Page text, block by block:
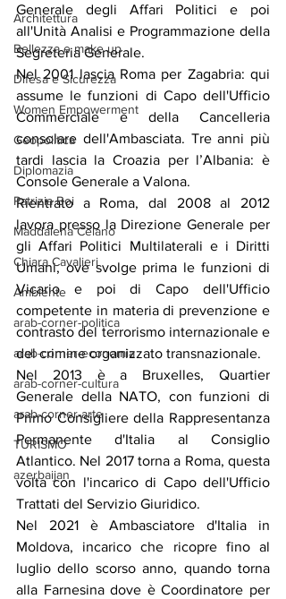
Architettura
Bellezza e make up
Difesa e Sicurezza
Women Empowerment
Geopolitica
Diplomazia
Patrizia Boi
Maddalena Celano
Chiara Cavalieri
Ambiente
arab-corner-politica
arab-corner-economia
arab-corner-cultura
arab-corner-arte
TURISMO
azerbaijan
Generale degli Affari Politici e poi
all'Unità Analisi e Programmazione della
Segreteria Generale.
Nel 2001 lascia Roma per Zagabria: qui
assume le funzioni di Capo dell'Ufficio
Commerciale e della Cancelleria
consolare dell'Ambasciata. Tre anni più
tardi lascia la Croazia per l’Albania: è
Console Generale a Valona.
Rientrato a Roma, dal 2008 al 2012
lavora presso la Direzione Generale per
gli Affari Politici Multilaterali e i Diritti
Umani, ove svolge prima le funzioni di
Vicario e poi di Capo dell'Ufficio
competente in materia di prevenzione e
contrasto del terrorismo internazionale e
del crimine organizzato transnazionale.
Nel 2013 è a Bruxelles, Quartier
Generale della NATO, con funzioni di
Primo Consigliere della Rappresentanza
Permanente d'Italia al Consiglio
Atlantico. Nel 2017 torna a Roma, questa
volta con l'incarico di Capo dell'Ufficio
Trattati del Servizio Giuridico.
Nel 2021 è Ambasciatore d'Italia in
Moldova, incarico che ricopre fino al
luglio dello scorso anno, quando torna
alla Farnesina dove è Coordinatore per